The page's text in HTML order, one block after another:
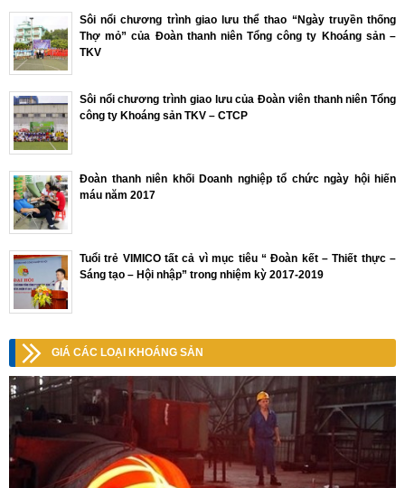
Sôi nổi chương trình giao lưu thể thao “Ngày truyền thống
Thợ mỏ” của Đoàn thanh niên Tổng công ty Khoáng sản –
TKV
Sôi nổi chương trình giao lưu của Đoàn viên thanh niên Tổng
công ty Khoáng sản TKV – CTCP
Đoàn thanh niên khối Doanh nghiệp tổ chức ngày hội hiến
máu năm 2017
Tuổi trẻ VIMICO tất cả vì mục tiêu “ Đoàn kết – Thiết thực –
Sáng tạo – Hội nhập” trong nhiệm kỳ 2017-2019
GIÁ CÁC LOẠI KHOÁNG SẢN